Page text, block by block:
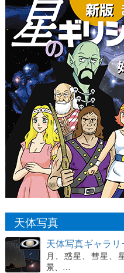
天体写真
天体写真ギャラリ
月、惑星、彗星、
景、…